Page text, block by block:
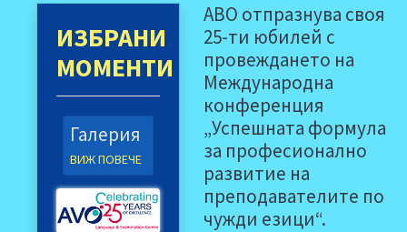
ИЗБРАНИ
МОМЕНТИ
Галерия
ВИЖ ПОВЕЧЕ
АВО отпразнува своя
25-ти юбилей с
провеждането на
Международна
конференция
„Успешната формула
за професионално
развитие на
преподавателите по
чужди езици“.